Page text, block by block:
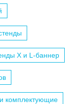
X и L-баннер
комплектующие